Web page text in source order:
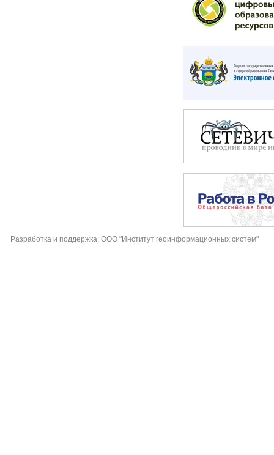
Разработка и поддержка: ООО "Институт геоинформационных систем"